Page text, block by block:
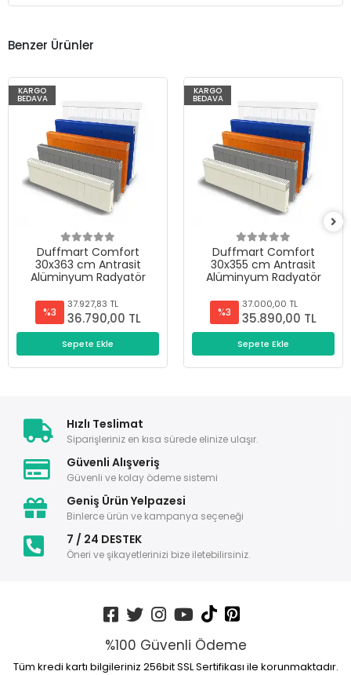
Benzer Ürünler
KARGO
BEDAVA
Duffmart Comfort
30x363 cm Antrasit
Alüminyum Radyatör
%3
37.927,83 TL
36.790,00 TL
Sepete Ekle
KARGO
BEDAVA
Duffmart Comfort
30x355 cm Antrasit
Alüminyum Radyatör
%3
37.000,00 TL
35.890,00 TL
Sepete Ekle
Hızlı Teslimat
Siparişleriniz en kısa sürede elinize ulaşır.
Güvenli Alışveriş
Güvenli ve kolay ödeme sistemi
Geniş Ürün Yelpazesi
Binlerce ürün ve kampanya seçeneği
7 / 24 DESTEK
Öneri ve şikayetlerinizi bize iletebilirsiniz.
%100 Güvenli Ödeme
Tüm kredi kartı bilgileriniz 256bit SSL Sertifikası ile korunmaktadır.